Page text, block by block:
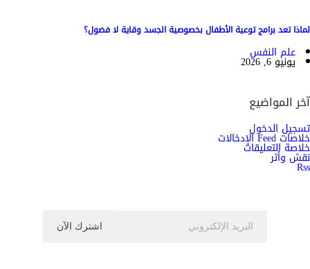
لماذا تعد برامج توعية الأطفال بخصوصية الجسد وقاية لا فضول؟
علم النفس
يونيو 6, 2026
آخر المواضيع
تسجيل الدخول
خلاصات Feed الإدخالات
خلاصة التعليقات
نقش وأثر
Rss